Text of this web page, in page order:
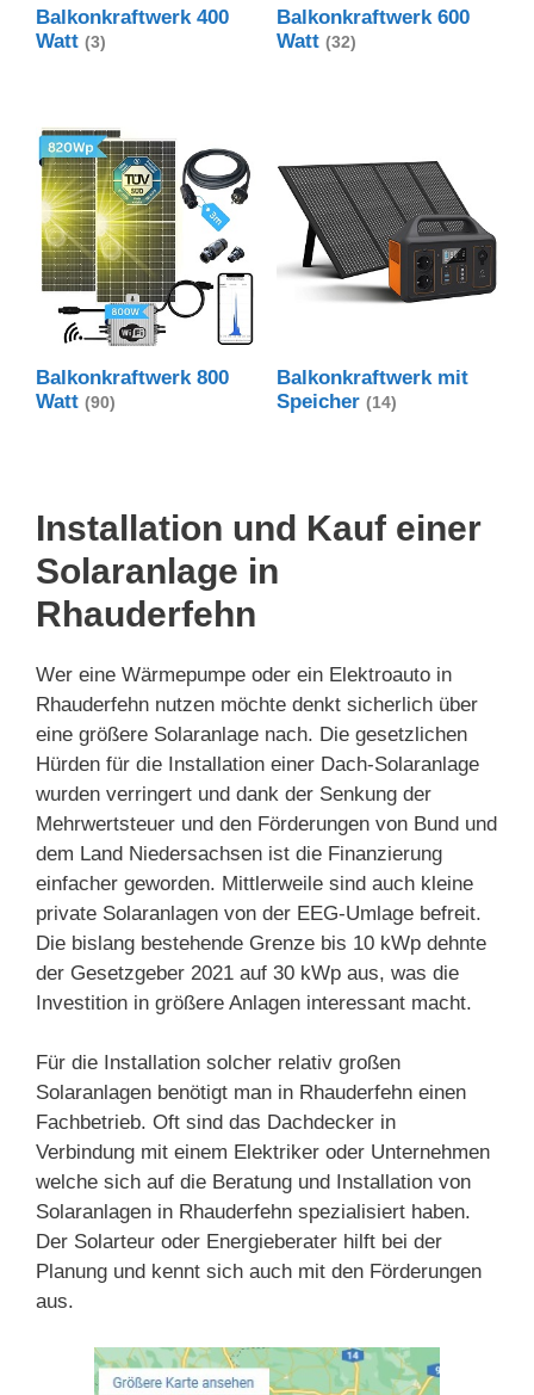
Balkonkraftwerk 400
Watt (3)
Balkonkraftwerk 600
Watt (32)
Balkonkraftwerk 800
Watt (90)
Balkonkraftwerk mit
Speicher (14)
Installation und Kauf einer
Solaranlage in
Rhauderfehn
Wer eine Wärmepumpe oder ein Elektroauto in
Rhauderfehn nutzen möchte denkt sicherlich über
eine größere Solaranlage nach. Die gesetzlichen
Hürden für die Installation einer Dach-Solaranlage
wurden verringert und dank der Senkung der
Mehrwertsteuer und den Förderungen von Bund und
dem Land Niedersachsen ist die Finanzierung
einfacher geworden. Mittlerweile sind auch kleine
private Solaranlagen von der EEG-Umlage befreit.
Die bislang bestehende Grenze bis 10 kWp dehnte
der Gesetzgeber 2021 auf 30 kWp aus, was die
Investition in größere Anlagen interessant macht.
Für die Installation solcher relativ großen
Solaranlagen benötigt man in Rhauderfehn einen
Fachbetrieb. Oft sind das Dachdecker in
Verbindung mit einem Elektriker oder Unternehmen
welche sich auf die Beratung und Installation von
Solaranlagen in Rhauderfehn spezialisiert haben.
Der Solarteur oder Energieberater hilft bei der
Planung und kennt sich auch mit den Förderungen
aus.